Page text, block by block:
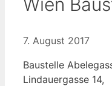
7. August 2017
Baustelle
Lindauergasse 14,